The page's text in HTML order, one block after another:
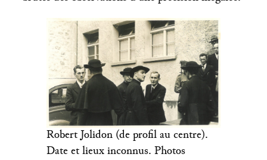
Robert Jolidon (de profil au centre).
Date et lieux inconnus. Photos